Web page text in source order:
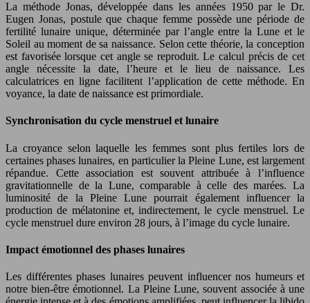
La méthode Jonas, développée dans les années 1950 par le Dr.
Eugen Jonas, postule que chaque femme possède une période de
fertilité lunaire unique, déterminée par l’angle entre la Lune et le
Soleil au moment de sa naissance. Selon cette théorie, la conception
est favorisée lorsque cet angle se reproduit. Le calcul précis de cet
angle nécessite la date, l’heure et le lieu de naissance. Les
calculatrices en ligne facilitent l’application de cette méthode. En
voyance, la date de naissance est primordiale.
Synchronisation du cycle menstruel et lunaire
La croyance selon laquelle les femmes sont plus fertiles lors de
certaines phases lunaires, en particulier la Pleine Lune, est largement
répandue. Cette association est souvent attribuée à l’influence
gravitationnelle de la Lune, comparable à celle des marées. La
luminosité de la Pleine Lune pourrait également influencer la
production de mélatonine et, indirectement, le cycle menstruel. Le
cycle menstruel dure environ 28 jours, à l’image du cycle lunaire.
Impact émotionnel des phases lunaires
Les différentes phases lunaires peuvent influencer nos humeurs et
notre bien-être émotionnel. La Pleine Lune, souvent associée à une